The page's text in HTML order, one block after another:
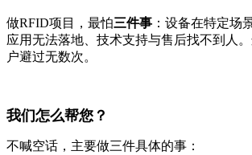
做RFID项目，最怕三件事 ：设备在特定场
应用无法落地、技术支持与售后找不到人
户避过无数次。
我们怎么帮您？
不喊空话，主要做三件具体的事：